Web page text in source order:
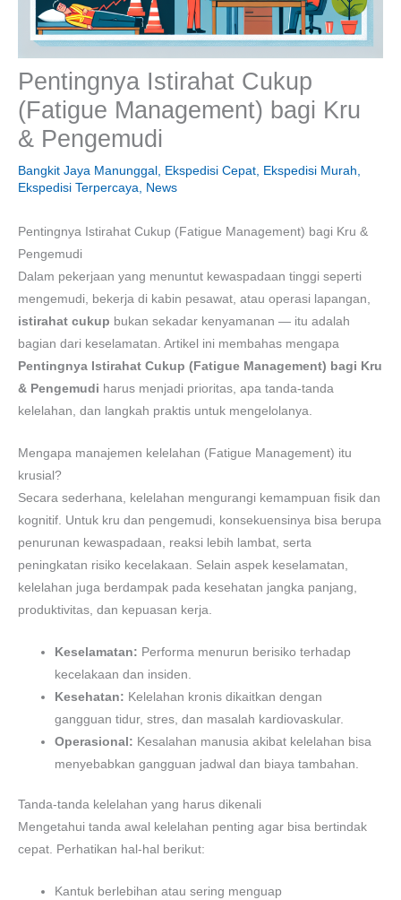
Pentingnya Istirahat Cukup
(Fatigue Management) bagi Kru
& Pengemudi
Bangkit Jaya Manunggal Ekspedisi Cepat Ekspedisi Murah
Ekspedisi Terpercaya
News
Pentingnya Istirahat Cukup (Fatigue Management) bagi Kru &
Pengemudi
Dalam pekerjaan yang menuntut kewaspadaan tinggi seperti
mengemudi, bekerja di kabin pesawat, atau operasi lapangan,
istirahat cukup bukan sekadar kenyamanan — itu adalah
bagian dari keselamatan. Artikel ini membahas mengapa
Pentingnya Istirahat Cukup (Fatigue Management) bagi Kru
& Pengemudi harus menjadi prioritas, apa tanda-tanda
kelelahan, dan langkah praktis untuk mengelolanya.
Mengapa manajemen kelelahan (Fatigue Management) itu
krusial?
Secara sederhana, kelelahan mengurangi kemampuan fisik dan
kognitif. Untuk kru dan pengemudi, konsekuensinya bisa berupa
penurunan kewaspadaan, reaksi lebih lambat, serta
peningkatan risiko kecelakaan. Selain aspek keselamatan,
kelelahan juga berdampak pada kesehatan jangka panjang,
produktivitas, dan kepuasan kerja.
Keselamatan: Performa menurun berisiko terhadap
kecelakaan dan insiden.
Kesehatan: Kelelahan kronis dikaitkan dengan
gangguan tidur, stres, dan masalah kardiovaskular.
Operasional: Kesalahan manusia akibat kelelahan bisa
menyebabkan gangguan jadwal dan biaya tambahan.
Tanda-tanda kelelahan yang harus dikenali
Mengetahui tanda awal kelelahan penting agar bisa bertindak
cepat. Perhatikan hal-hal berikut:
Kantuk berlebihan atau sering menguap